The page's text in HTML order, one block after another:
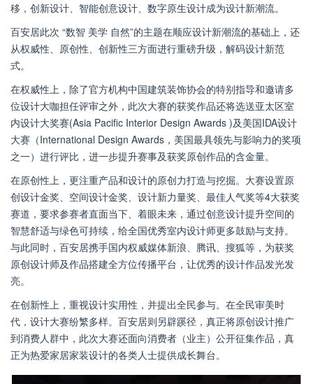
移，创新设计、智能创意设计、数字原生设计成为设计新潮流。
百安居此次 “数智 美学 自然”的主题在顺应设计新潮流的基础上，还
从权威性、原创性、创新性三方面进行重磅升级，解码设计新范
式。
在权威性上，除了官方机构中国建筑装饰协会的特别指导和邀请多
位设计大咖担任评审之外，此次大赛的获奖作品还将选送亚太区室
内设计大奖赛(Asia Pacific Interior Design Awards )及美国IDA设计
大赛（International Design Awards，美国最具领先与影响力的奖项
之一）进行评比，进一步提升赛事及获奖原创作品的含金量。
在原创性上，更注重产品和设计的原创力打造与挖掘。大赛设置原
创设计金奖、空间设计金奖、设计新力量奖、最佳人气奖等4大获奖
赛道，要求参赛者直面当下、着眼未来，通过创意设计提升空间的
智慧舒适与绿色可持续，给全国优秀室内设计师更多鼓励与支持。
与此同时，百安居携手国内权威媒体新浪、腾讯、搜狐等，为获奖
原创设计师及作品搭建全方位传播平台，让优秀的设计作品发光发
亮。
在创新性上，重视设计实用性，并提出全民参与。在全民审美时
代，设计大赛纷繁多样。百安居则另辟蹊径，真正将原创设计推广
到消费人群中，此次大赛还面向消费者（业主）公开征集作品，真
正为热爱家居家装设计的各类人士提供成长舞台。